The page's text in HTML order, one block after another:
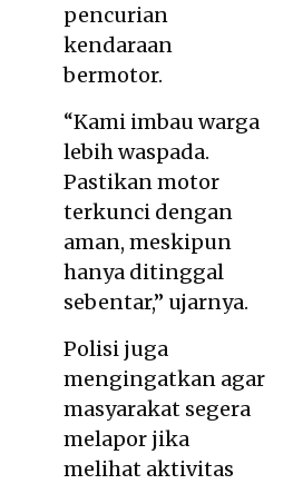
pencurian
kendaraan
bermotor.
“Kami imbau warga
lebih waspada.
Pastikan motor
terkunci dengan
aman, meskipun
hanya ditinggal
sebentar,” ujarnya.
Polisi juga
mengingatkan agar
masyarakat segera
melapor jika
melihat aktivitas